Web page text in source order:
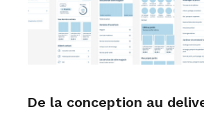
De la conception au